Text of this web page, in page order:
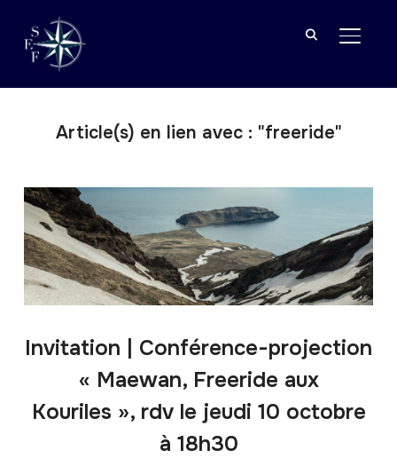
Article(s) en lien avec : "freeride"
Invitation | Conférence-projection
« Maewan, Freeride aux
Kouriles », rdv le jeudi 10 octobre
à 18h30